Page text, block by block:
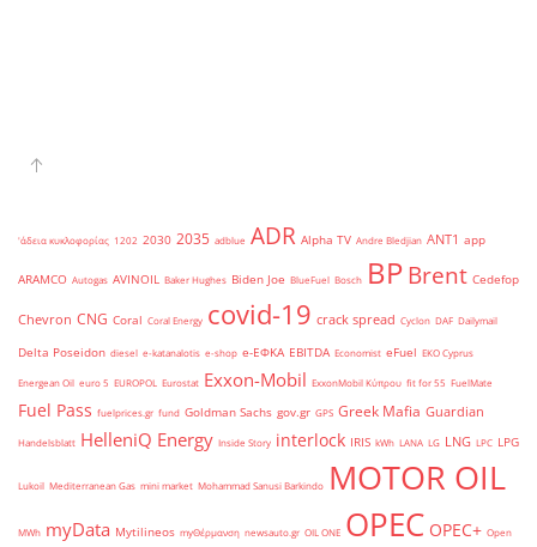
'άδεια κυκλοφορίας 1202 2030 2035 adblue ADR Alpha TV Andre Bledjian ANT1 app
ARAMCO Autogas AVINOIL Baker Hughes Biden Joe BlueFuel Bosch BPBrent Cedefop
Chevron CNG Coral Coral Energy covid-19 crack spread Cyclon DAF Dailymail
Delta Poseidon diesel e-katanalotis e-shop e-ΕΦΚΑ EBITDA Economist eFuel EKO Cyprus
Energean Oil euro 5 EUROPOL Eurostat Exxon-Mobil ExxonMobil Κύπρου fit for 55 FuelMate
Fuel Pass fuelprices.gr fund Goldman Sachs gov.gr GPS Greek Mafia Guardian
Handelsblatt HelleniQ Energy Inside Story interlock IRIS kWh LANA LG LNG LPC LPG
Lukoil Mediterranean Gas mini market Mohammad Sanusi Barkindo MOTOR OIL
MWh myData Mytilineos myΘέρμανση newsauto.gr OIL ONE OPEC OPEC+ Open